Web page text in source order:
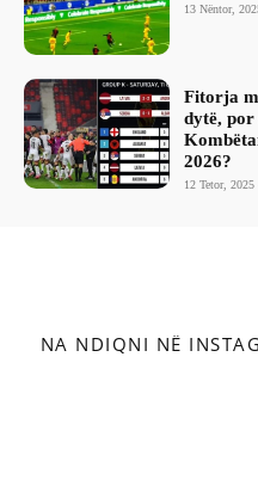
13 Nëntor,
Fitorja
dytë, por
2026?
12 Tetor,
NA NDIQNI NË